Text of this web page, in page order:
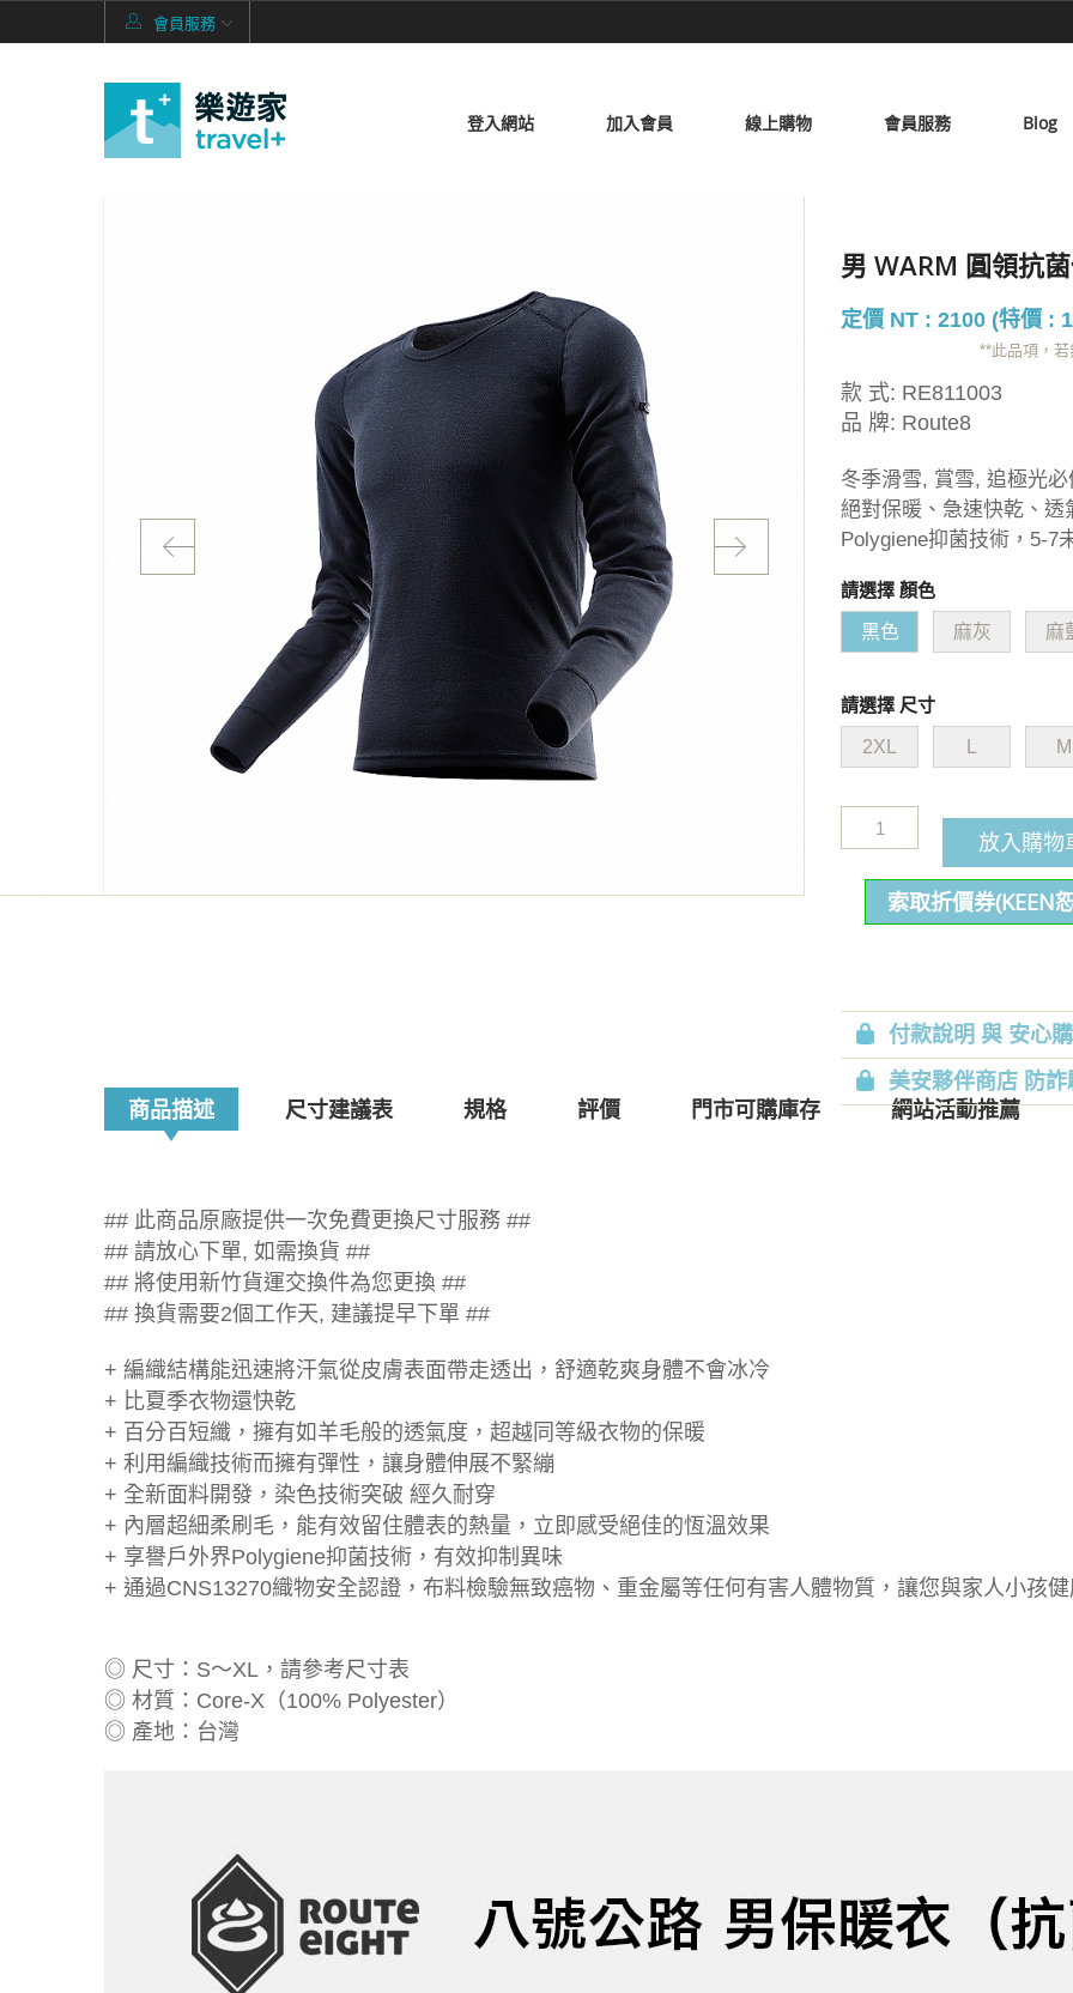
會員服務
登入網站 加入會員 線上購物 會員服務 Blog
男 WARM 圓領抗
定價 NT : 2100 (特價 :
**此品項，
款 式: RE811003
品 牌: Route8
冬季滑雪, 賞雪, 追極光必
絕對保暖、急速快乾、透
Polygiene抑菌技術，5-7
請選擇 顏色
黑色 麻灰 麻
請選擇 尺寸
2XL M
放入購物
索取折價券(KEEN
付款說明 與 安心
美安夥伴商店 防詐
商品描述 尺寸建議表 規格 評價 門市可購庫存 網站活動推薦
## 此商品原廠提供一次免費更換尺寸服務 ##
## 請放心下單, 如需換貨 ##
## 將使用新竹貨運交換件為您更換 ##
## 換貨需要2個工作天, 建議提早下單 ##
+ 編織結構能迅速將汗氣從皮膚表面帶走透出，舒適乾爽身體不會冰冷
+ 比夏季衣物還快乾
+ 百分百短纖，擁有如羊毛般的透氣度，超越同等級衣物的保暖
+ 利用編織技術而擁有彈性，讓身體伸展不緊繃
+ 全新面料開發，染色技術突破 經久耐穿
+ 內層超細柔刷毛，能有效留住體表的熱量，立即感受絕佳的恆溫效果
+ 享譽戶外界Polygiene抑菌技術，有效抑制異味
+ 通過CNS13270織物安全認證，布料檢驗無致癌物、重金屬等任何有害人體物質，讓您與家人小孩健
◎ 尺寸：S～XL，請參考尺寸表
◎ 材質：Core-X（100% Polyester）
◎ 產地：台灣